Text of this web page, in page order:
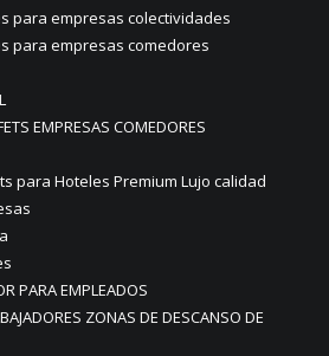
para empresas colectividades
para empresas comedores
EMPRESAS COMEDORES
para Hoteles Premium Lujo calidad
PARA EMPLEADOS
ZONAS DE DESCANSO DE